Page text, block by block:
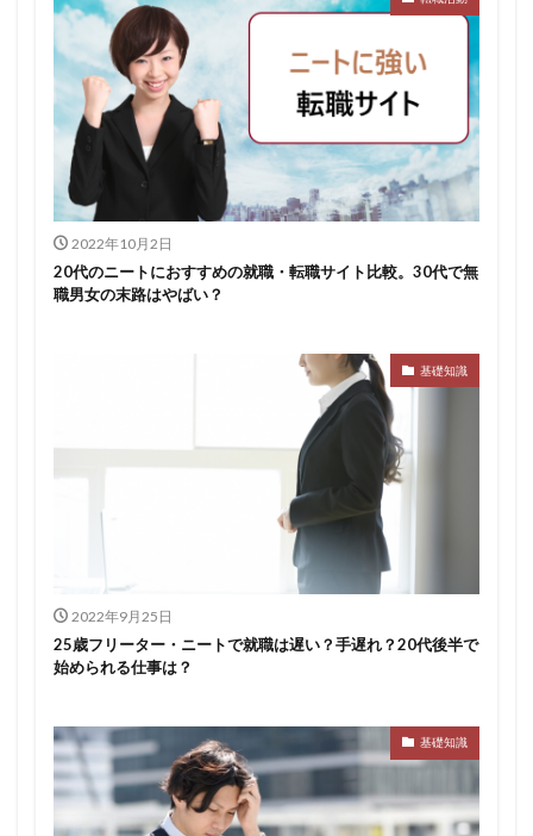
2022年10月2日
20代のニートにおすすめの就職・転職サイト比較。30代で無
職男女の末路はやばい？
基礎知識
2022年9月25日
25歳フリーター・ニートで就職は遅い？手遅れ？20代後半で
始められる仕事は？
基礎知識
ベクトル
ペースボックス
プログラミング
プログラマー
フューチャーファインダー
どこでもいい
ビズリーチ・キャンパス
バレない
ハタラクティブ
ネオキャリア
ニート
どんな性格の人
どんな仕事が向いている
とりあえず
どっち
高卒
検索